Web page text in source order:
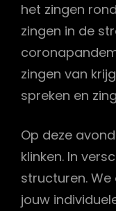
het zingen
zingen in de
zingen van
spreken en
Op deze
klinken. In
structuren.
jouw